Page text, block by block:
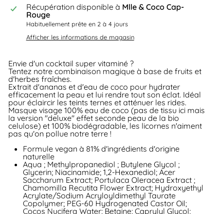
Récupération disponible à Mlle & Coco Cap-
Rouge
Habituellement prête en 2 à 4 jours
Afficher les informations de magasin
Envie d'un cocktail super vitaminé ?
Tentez notre combinaison magique à base de fruits et
d'herbes fraîches.
Extrait d'ananas et d'eau de coco pour hydrater
efficacement la peau et lui rendre tout son éclat. Idéal
pour éclaircir les teints ternes et atténuer les rides.
Masque visage 100% eau de coco (pas de tissu ici mais
la version "deluxe" effet seconde peau de la bio
celulose) et 100% biodégradable, les licornes n'aiment
pas qu'on pollue notre terre !
Formule vegan à 81% d'ingrédients d'origine
naturelle
Aqua ; Methylpropanediol ; Butylene Glycol ;
Glycerin; Niacinamide; 1,2-Hexanediol; Acer
Saccharum Extract; Portulaca Oleracea Extract ;
Chamomilla Recutita Flower Extract; Hydroxyethyl
Acrylate/Sodium Acryloyldimethyl Taurate
Copolymer; PEG-60 Hydrogenated Castor Oil;
Cocos Nucifera Water; Betaine; Caprylyl Glycol;